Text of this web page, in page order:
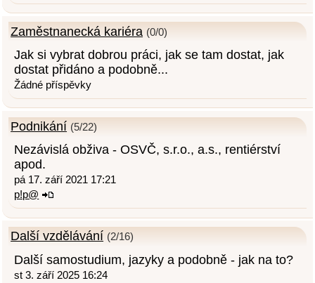
Zaměstnanecká kariéra (0/0)
Jak si vybrat dobrou práci, jak se tam dostat, jak
dostat přidáno a podobně...
Žádné příspěvky
Podnikání (5/22)
Nezávislá obživa - OSVČ, s.r.o., a.s., rentiérství
apod.
pá 17. září 2021 17:21
p!p@
Další vzdělávání (2/16)
Další samostudium, jazyky a podobně - jak na to?
st 3. září 2025 16:24